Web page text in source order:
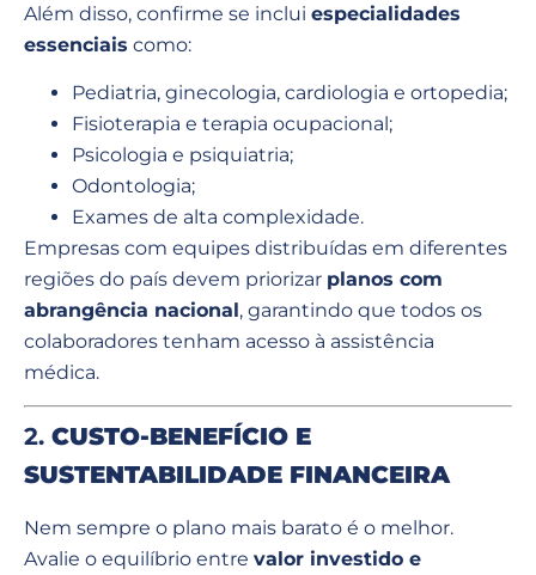
Além disso, confirme se inclui especialidades
essenciais como:
Pediatria, ginecologia, cardiologia e ortopedia;
Fisioterapia e terapia ocupacional;
Psicologia e psiquiatria;
Odontologia;
Exames de alta complexidade.
Empresas com equipes distribuídas em diferentes
regiões do país devem priorizar planos com
abrangência nacional, garantindo que todos os
colaboradores tenham acesso à assistência
médica.
2. CUSTO-BENEFÍCIO E
SUSTENTABILIDADE FINANCEIRA
Nem sempre o plano mais barato é o melhor.
Avalie o equilíbrio entre valor investido e